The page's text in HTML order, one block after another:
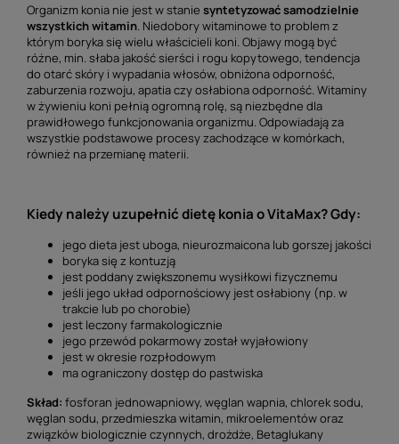
Organizm konia nie jest w stanie syntetyzować samodzielnie
wszystkich witamin. Niedobory witaminowe to problem z
którym boryka się wielu właścicieli koni. Objawy mogą być
różne, min. słaba jakość sierści i rogu kopytowego, tendencja
do otarć skóry i wypadania włosów, obniżona odporność,
zaburzenia rozwoju, apatia czy osłabiona odporność. Witaminy
w żywieniu koni pełnią ogromną rolę, są niezbędne dla
prawidłowego funkcjonowania organizmu. Odpowiadają za
wszystkie podstawowe procesy zachodzące w komórkach,
również na przemianę materii.
Kiedy należy uzupełnić dietę konia o VitaMax? Gdy:
jego dieta jest uboga, nieurozmaicona lub gorszej jakości
boryka się z kontuzją
jest poddany zwiększonemu wysiłkowi fizycznemu
jeśli jego układ odpornościowy jest osłabiony (np. w
trakcie lub po chorobie)
jest leczony farmakologicznie
jego przewód pokarmowy został wyjałowiony
jest w okresie rozpłodowym
ma ograniczony dostęp do pastwiska
Skład: fosforan jednowapniowy, węglan wapnia, chlorek sodu,
węglan sodu, przedmieszka witamin, mikroelementów oraz
związków biologicznie czynnych, drożdże, Betaglukany